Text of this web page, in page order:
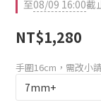
至08/09 16:00截
NT$1,280
手圍16cm，需改小